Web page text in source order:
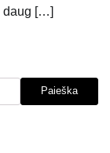
daug […]
Paieška